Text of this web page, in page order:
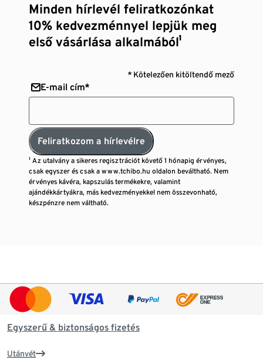
Minden hírlevél feliratkozónkat
10% kedvezménnyel lepjük meg
első vásárlása alkalmából¹
* Kötelezően kitöltendő mező
E-mail cím*
Feliratkozom a hírlevélre
¹ Az utalvány a sikeres regisztrációt követő 1 hónapig érvényes,
csak egyszer és csak a www.tchibo.hu oldalon beváltható. Nem
érvényes kávéra, kapszulás termékekre, valamint
ajándékkártyákra, más kedvezményekkel nem összevonható,
készpénzre nem váltható.
Egyszerű & biztonságos fizetés
Utánvét